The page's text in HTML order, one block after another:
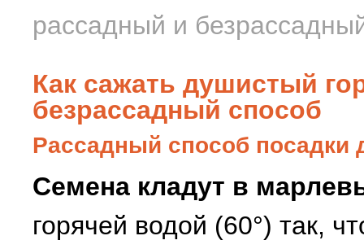
рассадный и
Как сажать душистый
безрассадный способ
Рассадный способ посадки
Семена кладут в
горячей водой (60°) так,